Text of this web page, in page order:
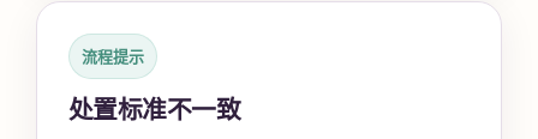
流程提示
处置标准不一致